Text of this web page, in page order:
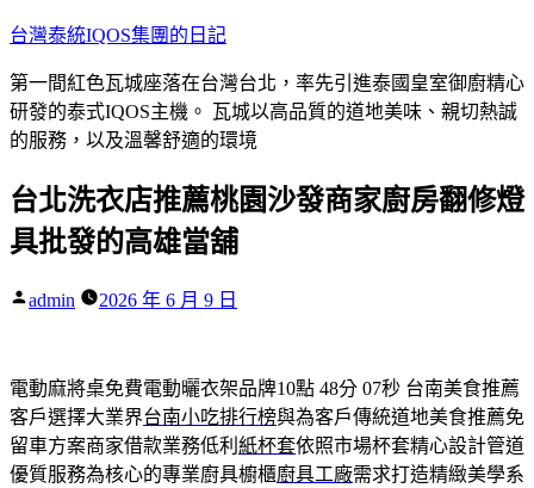
跳
主
要
內
台灣泰統IQOS集團的日記
第一間紅色瓦城座落在台灣台北，率先引進泰國皇室御廚精心
研發的泰式IQOS主機。 瓦城以高品質的道地美味、親切熱誠
的服務，以及溫馨舒適的環境
台北洗衣店推薦桃園沙發商家廚房翻修燈
具批發的高雄當舖
作
admin 2026 年 6 月 9 日
電動麻將桌免費電動曬衣架品牌10點 48分 07秒 台南美食推薦
客戶選擇大業界台南小吃排行榜與為客戶傳統道地美食推薦免
留車方案商家借款業務低利 紙杯套依照市場杯套精心設計管道
優質服務為核心的專業廚具櫥櫃廚具工廠需求打造精緻美學系